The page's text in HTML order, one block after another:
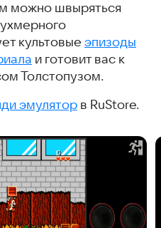
можно швыряться
культовые эпизоды
и готовит вас к
Толстопузом.
эмулятор в RuStore.